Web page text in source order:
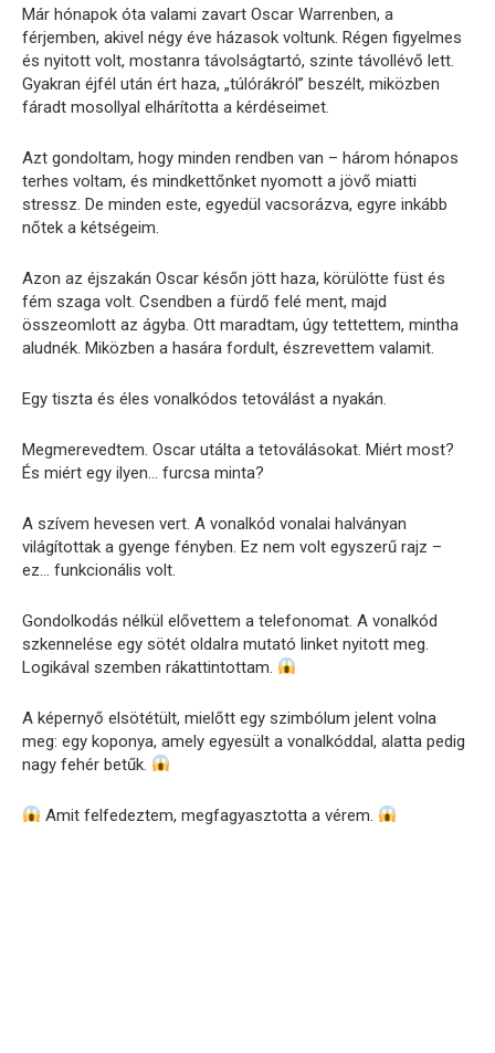
Már hónapok óta valami zavart Oscar Warrenben, a
férjemben, akivel négy éve házasok voltunk. Régen figyelmes
és nyitott volt, mostanra távolságtartó, szinte távollévő lett.
Gyakran éjfél után ért haza, „túlórákról” beszélt, miközben
fáradt mosollyal elhárította a kérdéseimet.
Azt gondoltam, hogy minden rendben van – három hónapos
terhes voltam, és mindkettőnket nyomott a jövő miatti
stressz. De minden este, egyedül vacsorázva, egyre inkább
nőtek a kétségeim.
Azon az éjszakán Oscar későn jött haza, körülötte füst és
fém szaga volt. Csendben a fürdő felé ment, majd
összeomlott az ágyba. Ott maradtam, úgy tettettem, mintha
aludnék. Miközben a hasára fordult, észrevettem valamit.
Egy tiszta és éles vonalkódos tetoválást a nyakán.
Megmerevedtem. Oscar utálta a tetoválásokat. Miért most?
És miért egy ilyen… furcsa minta?
A szívem hevesen vert. A vonalkód vonalai halványan
világítottak a gyenge fényben. Ez nem volt egyszerű rajz –
ez… funkcionális volt.
Gondolkodás nélkül elővettem a telefonomat. A vonalkód
szkennelése egy sötét oldalra mutató linket nyitott meg.
Logikával szemben rákattintottam.
A képernyő elsötétült, mielőtt egy szimbólum jelent volna
meg: egy koponya, amely egyesült a vonalkóddal, alatta pedig
nagy fehér betűk.
Amit felfedeztem, megfagyasztotta a vérem.